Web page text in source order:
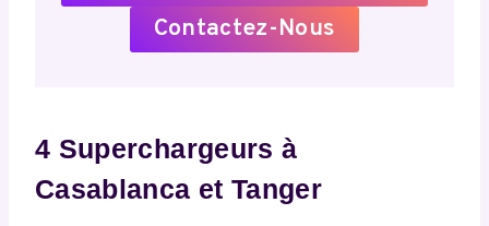
Contactez-Nous
4 Superchargeurs à
Casablanca et Tanger